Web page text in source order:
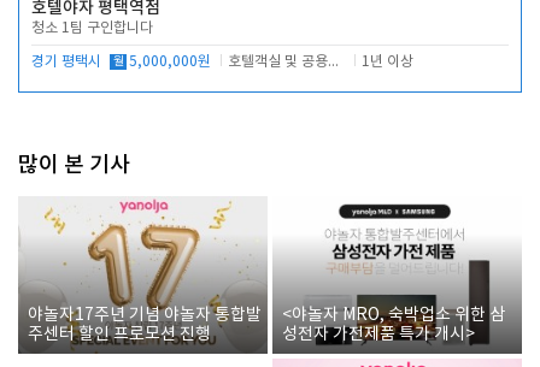
호텔야자 평택역점
청소 1팀 구인합니다
경기 평택시 월 5,000,000원 호텔객실 및 공용시설 청소 관리 1년 이상
많이 본 기사
야놀자17주년 기념 야놀자 통합발
주센터 할인 프로모션 진행
<야놀자 MRO, 숙박업소 위한 삼
성전자 가전제품 특가 개시>